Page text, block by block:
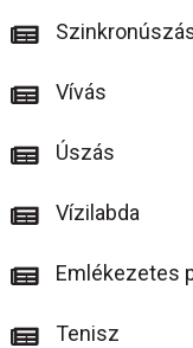
Vívás
Úszás
Vízilabda
Emlékezetes
Tenisz